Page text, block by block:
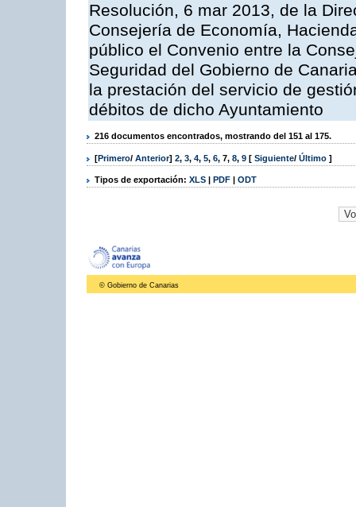
Resolución, 6 mar 2013, de la
Consejería de Economía,
público el Convenio entre la
Seguridad del Gobierno de
la prestación del servicio de
débitos de dicho Ayuntamiento
216 documentos encontrados, mostrando del 151 al 175.
[Primero/ Anterior] 2, 3, 4, 5, 6, 7, 8, 9 [ Siguiente/ Último ]
Tipos de exportación: XLS | PDF | ODT
© Gobierno de Canarias